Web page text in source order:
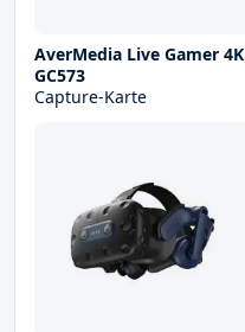
AverMedia Live Gamer 4K
GC573
Capture-Karte